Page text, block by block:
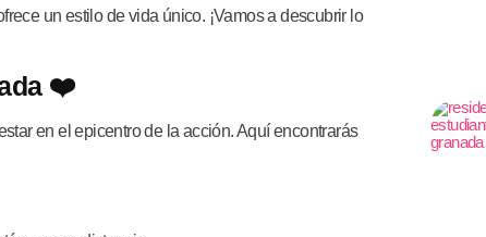
un estilo de vida único. ¡Vamos a descubrir lo
❤️
en el epicentro de la acción. Aquí encontrarás